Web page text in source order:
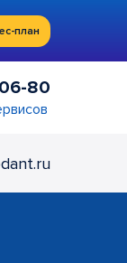
план
80